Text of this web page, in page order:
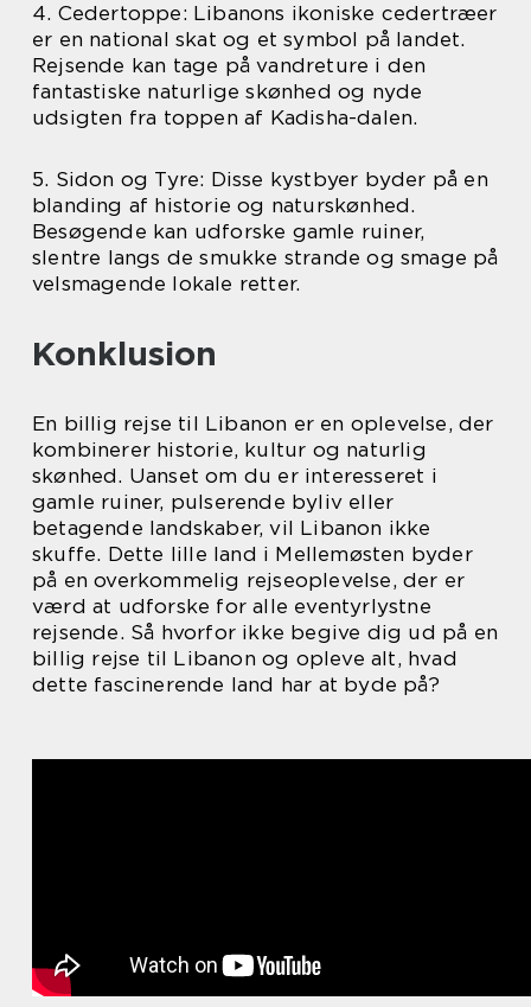
4. Cedertoppe: Libanons ikoniske cedertræer
er en national skat og et symbol på landet.
Rejsende kan tage på vandreture i den
fantastiske naturlige skønhed og nyde
udsigten fra toppen af Kadisha-dalen.
5. Sidon og Tyre: Disse kystbyer byder på en
blanding af historie og naturskønhed.
Besøgende kan udforske gamle ruiner,
slentre langs de smukke strande og smage på
velsmagende lokale retter.
Konklusion
En billig rejse til Libanon er en oplevelse, der
kombinerer historie, kultur og naturlig
skønhed. Uanset om du er interesseret i
gamle ruiner, pulserende byliv eller
betagende landskaber, vil Libanon ikke
skuffe. Dette lille land i Mellemøsten byder
på en overkommelig rejseoplevelse, der er
værd at udforske for alle eventyrlystne
rejsende. Så hvorfor ikke begive dig ud på en
billig rejse til Libanon og opleve alt, hvad
dette fascinerende land har at byde på?